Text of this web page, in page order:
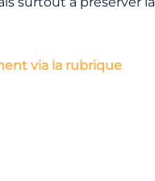
via la rubrique